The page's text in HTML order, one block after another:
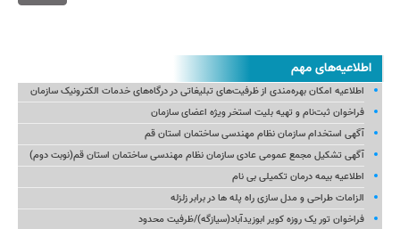
اطلاعیه‌های مهم
اطلاعیه امکان بهره‌مندی از ظرفیت‌های تبلیغاتی در درگاه‌های خدمات الکترونیک سازمان
فراخوان ثبت‌نام و تهیه بلیت استخر ویژه اعضای سازمان
آگهی استخدام سازمان نظام مهندسی ساختمان استان قم
آگهی تشکیل مجمع عمومی عادی سازمان نظام مهندسی ساختمان استان قم(نوبت دوم)
اطلاعیه بیمه درمان تکمیلی بی نام
الزامات طراحی و مدل سازی راه پله ها در برابر زلزله
فراخوان تور یک روزه کویر ابوزیدآباد(سیازگه)/ظرفیت محدود